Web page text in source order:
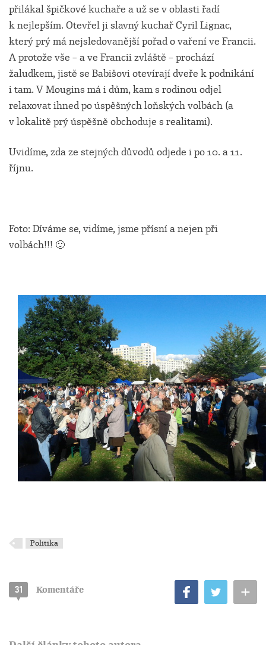
přilákal špičkové kuchaře a už se v oblasti řadí
k nejlepším. Otevřel ji slavný kuchař Cyril Lignac,
který prý má nejsledovanější pořad o vaření ve Francii.
A protože vše – a ve Francii zvláště – prochází
žaludkem, jistě se Babišovi otevírají dveře k podnikání
i tam. V Mougins má i dům, kam s rodinou odjel
relaxovat ihned po úspěšných loňských volbách (a
v lokalitě prý úspěšně obchoduje s realitami).
Uvidíme, zda ze stejných důvodů odjede i po 10. a 11.
říjnu.
Foto: Díváme se, vidíme, jsme přísní a nejen při
volbách!!! 🙂
Politika
31 Komentáře +